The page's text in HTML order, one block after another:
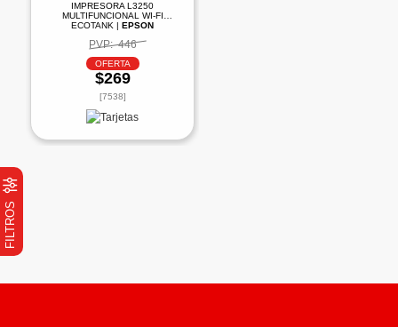
FILTROS
IMPRESORA L3250
MULTIFUNCIONAL WI-FI
ECOTANK | EPSON
PVP: 446
OFERTA
$269
[7538]